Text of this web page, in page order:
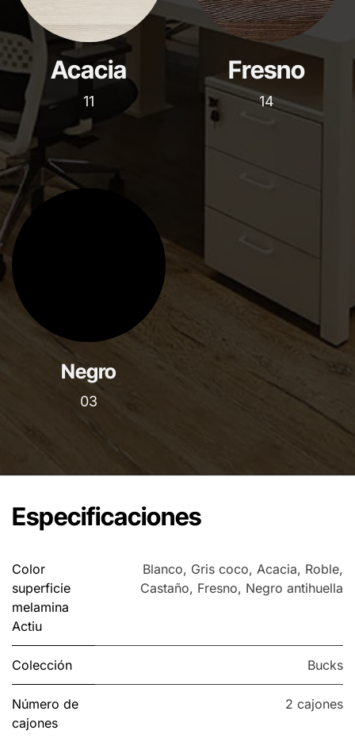
Acacia
11
Fresno
14
Negro
03
Especificaciones
Color
superficie
melamina
Actiu
Blanco, Gris coco, Acacia, Roble,
Castaño, Fresno, Negro antihuella
Colección Bucks
Número de
cajones
2 cajones